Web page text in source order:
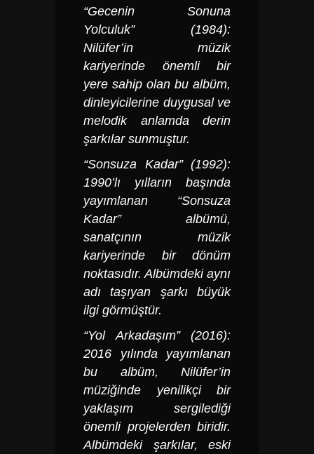
“Gecenin Sonuna
Yolculuk” (1984):
Nilüfer’in müzik
kariyerinde önemli bir
yere sahip olan bu albüm,
dinleyicilerine duygusal ve
melodik anlamda derin
şarkılar sunmuştur.
“Sonsuza Kadar” (1992):
1990’lı yılların başında
yayımlanan “Sonsuza
Kadar” albümü,
sanatçının müzik
kariyerinde bir dönüm
noktasıdır. Albümdeki aynı
adı taşıyan şarkı büyük
ilgi görmüştür.
“Yol Arkadaşım” (2016):
2016 yılında yayımlanan
bu albüm, Nilüfer’in
müziğinde yenilikçi bir
yaklaşım sergilediği
önemli projelerden biridir.
Albümdeki şarkılar, eski